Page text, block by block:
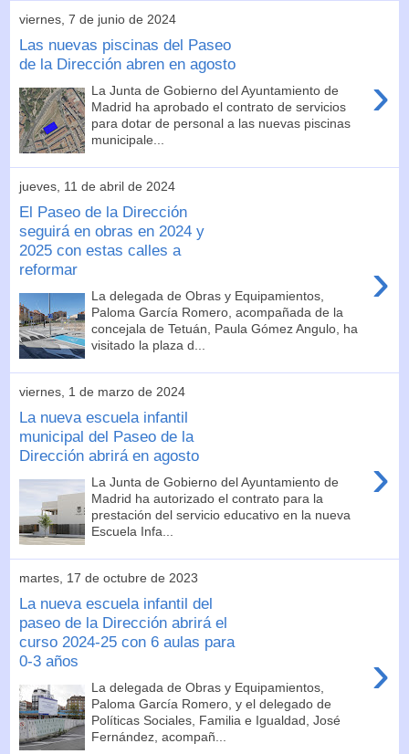
viernes, 7 de junio de 2024
Las nuevas piscinas del Paseo
de la Dirección abren en agosto
›
La Junta de Gobierno del Ayuntamiento de
Madrid ha aprobado el contrato de servicios
para dotar de personal a las nuevas piscinas
municipale...
jueves, 11 de abril de 2024
El Paseo de la Dirección
seguirá en obras en 2024 y
2025 con estas calles a
reformar
›
La delegada de Obras y Equipamientos,
Paloma García Romero, acompañada de la
concejala de Tetuán, Paula Gómez Angulo, ha
visitado la plaza d...
viernes, 1 de marzo de 2024
La nueva escuela infantil
municipal del Paseo de la
Dirección abrirá en agosto
›
La Junta de Gobierno del Ayuntamiento de
Madrid ha autorizado el contrato para la
prestación del servicio educativo en la nueva
Escuela Infa...
martes, 17 de octubre de 2023
La nueva escuela infantil del
paseo de la Dirección abrirá el
curso 2024-25 con 6 aulas para
0-3 años
›
La delegada de Obras y Equipamientos,
Paloma García Romero, y el delegado de
Políticas Sociales, Familia e Igualdad, José
Fernández, acompañ...